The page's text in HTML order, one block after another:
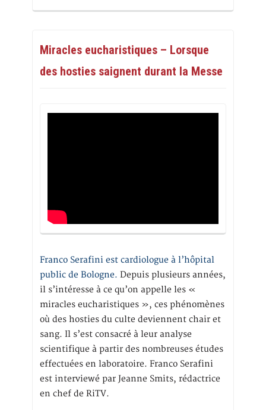
Miracles eucharistiques – Lorsque
des hosties saignent durant la Messe
Franco Serafini est cardiologue à l’hôpital
public de Bologne. Depuis plusieurs années,
il s’intéresse à ce qu’on appelle les «
miracles eucharistiques », ces phénomènes
où des hosties du culte deviennent chair et
sang. Il s’est consacré à leur analyse
scientifique à partir des nombreuses études
effectuées en laboratoire. Franco Serafini
est interviewé par Jeanne Smits, rédactrice
en chef de RiTV.